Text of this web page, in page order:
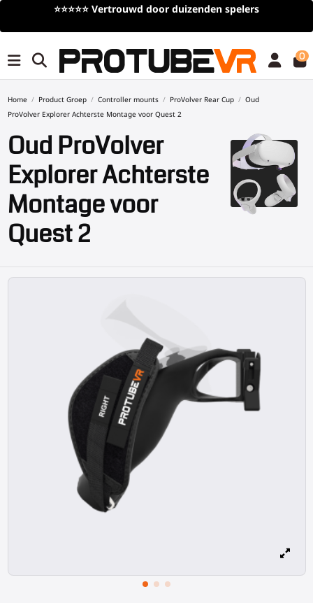
⭐⭐⭐⭐⭐Vertrouwd door duizenden spelers
0
Home Product Groep Controller mounts ProVolver Rear Cup
Oud
ProVolver Explorer Achterste Montage voor Quest 2
Oud ProVolver
Explorer Achterste
Montage voor
Quest 2